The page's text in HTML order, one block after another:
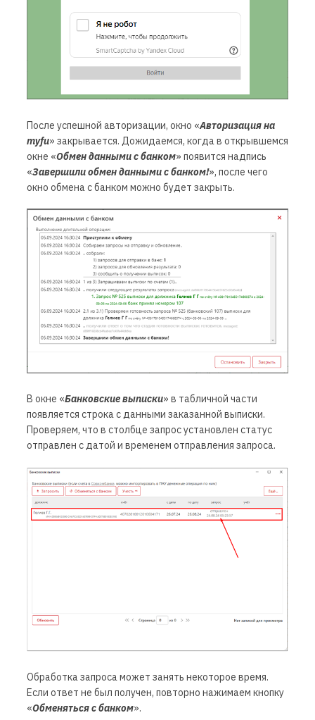
После успешной авторизации, окно «Авторизация на
myfu» закрывается. Дожидаемся, когда в открывшемся
окне «Обмен данными с банком» появится надпись
«Завершили обмен данными с банком!», после чего
окно обмена с банком можно будет закрыть.
В окне «Банковские выписки» в табличной части
появляется строка с данными заказанной выписки.
Проверяем, что в столбце запросустановлен статус
отправлен с датой и временем отправления запроса.
Обработка запроса может занять некоторое время.
Если ответ не был получен, повторно нажимаем кнопку
«Обменяться с банком».